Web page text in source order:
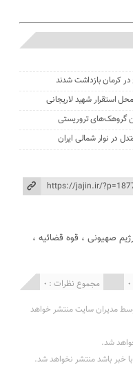
استقرار شهید لاریجانی
صهیونی ، قوه قضائیه ،
مجموع نظرات : 0
مدیران سایت منتشر خواهد
شد.
با خبر باشد منتشر نخواهد شد.